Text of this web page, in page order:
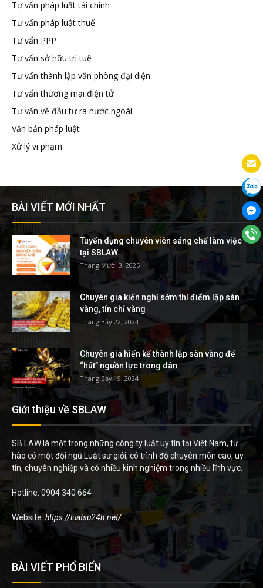
Tư vấn pháp luật tài chính
Tư vấn pháp luật thuế
Tư vấn PPP
Tư vấn sở hữu trí tuệ
Tư vấn thành lập văn phòng đại diện
Tư vấn thương mại điện tử
Tư vấn về đầu tư ra nước ngoài
Văn bản pháp luật
Xử lý vi phạm
BÀI VIẾT MỚI NHẤT
Tuyển dụng chuyên viên sáng chế làm việc
tại SBLAW
Tháng Mười 3, 2025
Chuyên gia kiến nghị sớm thí điểm lập sàn
vàng, tín chỉ vàng
Tháng Bảy 22, 2024
Chuyên gia hiến kế thành lập sàn vàng để
“hút” nguồn lực trong dân
Tháng Bảy 19, 2024
Giới thiệu về SBLAW
SB LAW là một trong những công ty luật uy tín tại Việt Nam, tự
hào có một đội ngũ Luật sư giỏi, có trình độ chuyên môn cao, uy
tín, chuyên nghiệp và có nhiều kinh nghiệm trong nhiều lĩnh vực.
Hotline: 0904 340 664
Website: https://luatsu24h.net/
BÀI VIẾT PHỔ BIẾN